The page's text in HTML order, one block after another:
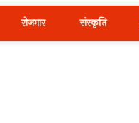
रोजगार संस्कृति